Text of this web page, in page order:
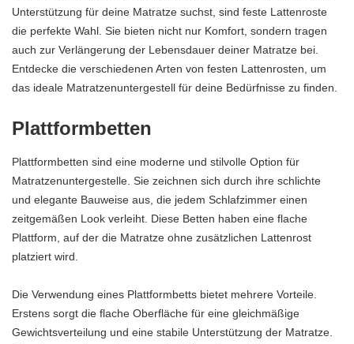
Unterstützung für deine Matratze suchst, sind feste Lattenroste
die perfekte Wahl. Sie bieten nicht nur Komfort, sondern tragen
auch zur Verlängerung der Lebensdauer deiner Matratze bei.
Entdecke die verschiedenen Arten von festen Lattenrosten, um
das ideale Matratzenuntergestell für deine Bedürfnisse zu finden.
Plattformbetten
Plattformbetten sind eine moderne und stilvolle Option für
Matratzenuntergestelle. Sie zeichnen sich durch ihre schlichte
und elegante Bauweise aus, die jedem Schlafzimmer einen
zeitgemäßen Look verleiht. Diese Betten haben eine flache
Plattform, auf der die Matratze ohne zusätzlichen Lattenrost
platziert wird.
Die Verwendung eines Plattformbetts bietet mehrere Vorteile.
Erstens sorgt die flache Oberfläche für eine gleichmäßige
Gewichtsverteilung und eine stabile Unterstützung der Matratze.